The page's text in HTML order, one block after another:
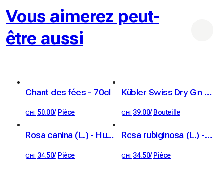
Vous aimerez peut-
être aussi
Chant des fées - 70cl
CHF 50.00/ Pièce
Kübler Swiss Dry Gin 46% vol. 50cl
CHF 39.00/ Bouteille
Rosa canina (L.) - Hundsrose - Églantier - Rosa selvatica comune - Rose briar
CHF 34.50/ Pièce
Rosa rubiginosa (L.) - Wein-Rose - Rosier églantier - Rosa balsamina - Sweet-briar
CHF 34.50/ Pièce